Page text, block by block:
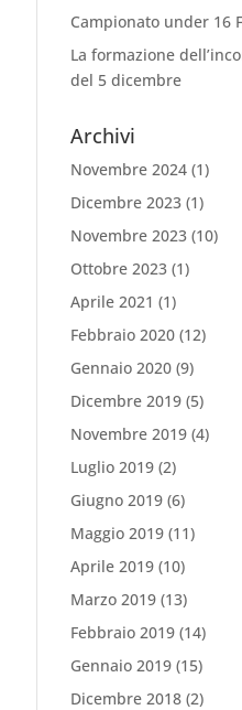
Campionato under 16
La formazione
del 5 dicembre
Archivi
Novembre 2024(1)
Dicembre 2023(1)
Novembre 2023(10)
Ottobre 2023(1)
Aprile 2021 (1)
Febbraio 2020(12)
Gennaio 2020(9)
Dicembre 2019(5)
Novembre 2019(4)
Luglio 2019(2)
Giugno 2019(6)
Maggio 2019(11)
Aprile 2019(10)
Marzo 2019(13)
Febbraio 2019(14)
Gennaio 2019(15)
Dicembre 2018(2)